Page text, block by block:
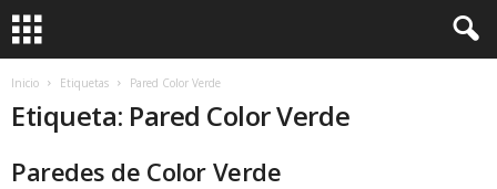
Inicio Etiquetas Pared Color Verde
Etiqueta: Pared Color Verde
Paredes de Color Verde